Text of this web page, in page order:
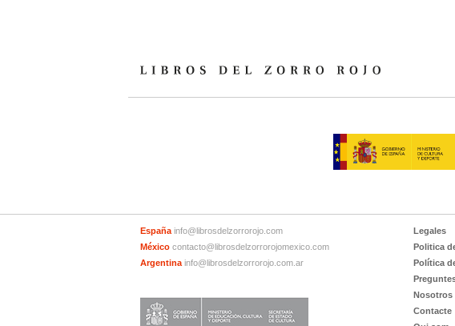
España info@librosdelzorrorojo.com
México contacto@librosdelzorrorojomexico.com
Argentina info@librosdelzorrorojo.com.ar
Legales
Politica
Política
Nosotros
Contacte